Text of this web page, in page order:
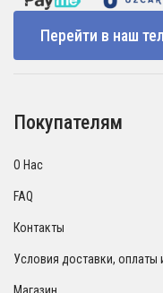
Перейти в наш
Покупателям
О Нас
FAQ
Контакты
Условия доставки, оплаты
Магазин